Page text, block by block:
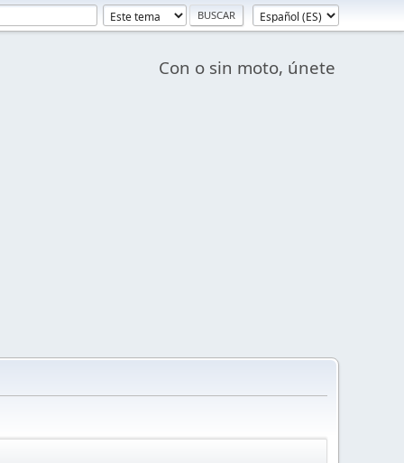
Con o sin moto, únete